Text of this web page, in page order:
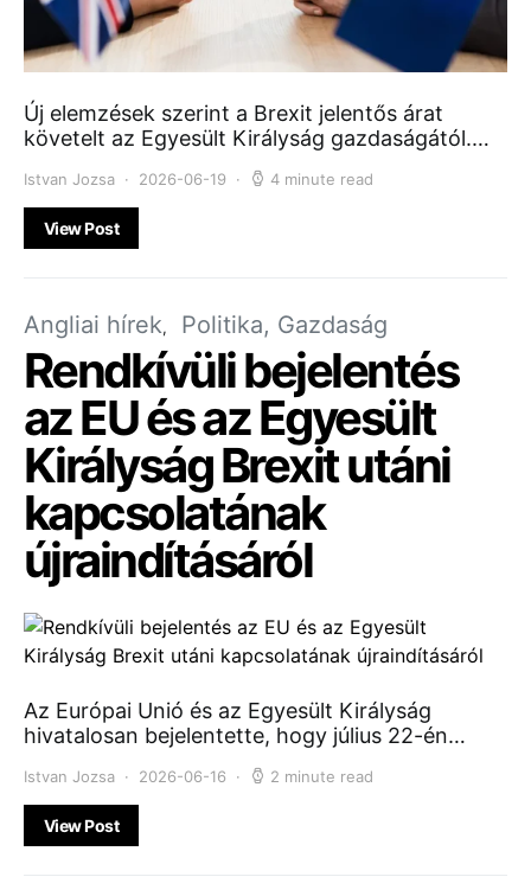
Új elemzések szerint a Brexit jelentős árat
követelt az Egyesült Királyság gazdaságától.…
Istvan Jozsa 2026-06-19 4 minute read
View Post
Angliai hírek Politika, Gazdaság
Rendkívüli bejelentés
az EU és az Egyesült
Királyság Brexit utáni
kapcsolatának
újraindításáról
Az Európai Unió és az Egyesült Királyság
hivatalosan bejelentette, hogy július 22-én…
Istvan Jozsa 2026-06-16 2 minute read
View Post